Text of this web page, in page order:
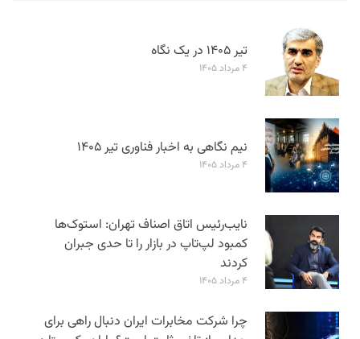
تیر ۱۴۰۵ در یک نگاه
۴ مرداد ۱۴۰۵
نیم نگاهی به اخبار فناوری تیر ۱۴۰۵
۴ مرداد ۱۴۰۵
نایب‌رئیس اتاق اصناف تهران: استوک‌ها
کمبود لپ‌تاپ در بازار را تا حدی جبران
کردند
۴ مرداد ۱۴۰۵
چرا شرکت مخابرات ایران دنبال راهی برای